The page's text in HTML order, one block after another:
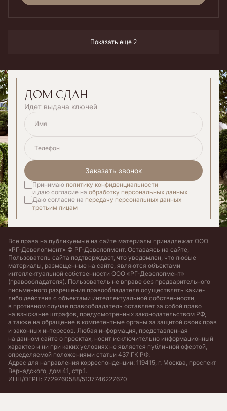
Показать еще 2
дом сдан
Идет выдача ключей
Имя
Телефон
Заказать звонок
Принимаю политику конфиденциальности
и даю согласие на обработку персональных данных
Даю согласие на передачу персональных данных
третьим лицам
Все права на публикуемые на сайте материалы принадлежат ООО
«РГ-Девелопмент» © РГ-Девелопмент. Оставаясь на сайте,
Пользователь сайта подтверждает, что уведомлен, что любые
материалы, размещенные на сайте, являются объектами
интеллектуальной собственности ООО «РГ-Девелопмент»
(правообладателя). Пользователь не вправе без предварительного
письменного разрешения правообладателя осуществлять какие-
либо действия с объектами интеллектуальной собственности,
в противном случае правообладатель оставляет за собой право
на взыскание штрафов, предусмотренных законодательством РФ,
а также на обращение в компетентные органы за защитой своих прав
и законных интересов. Любая информация, представленная
на данном сайте о проектах, носит исключительно информационный
характер и ни при каких условиях не является публичной офертой,
определяемой положениями статьи 437 ГК РФ.
Адрес для направления корреспонденции: 119415, г. Москва, проспект
Вернадского, дом 41, стр.1.
ИНН/ОГРН: 7729760588/5137746227670